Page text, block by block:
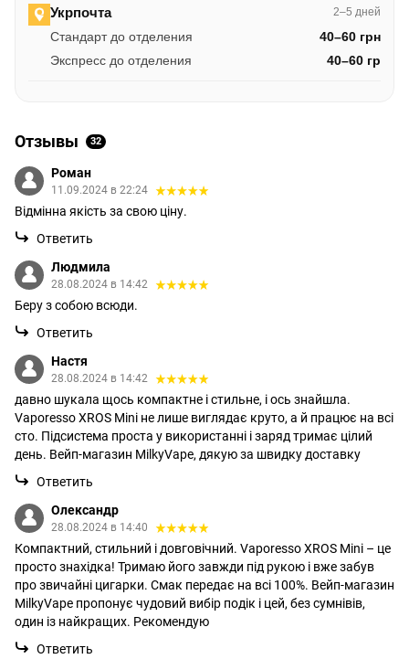
Укрпочта 2–5 дней
Стандарт до отделения
40–60 грн
Экспресс до отделения
40–60 гр
Отзывы 32
Роман
11.09.2024 в 22:24
Відмінна якість за свою ціну.
Ответить
Людмила
28.08.2024 в 14:42
Беру з собою всюди.
Ответить
Настя
28.08.2024 в 14:42
давно шукала щось компактне і стильне, і ось знайшла.
Vaporesso XROS Mini не лише виглядає круто, а й працює на всі
сто. Підсистема проста у використанні і заряд тримає цілий
день. Вейп-магазин MilkyVape, дякую за швидку доставку
Ответить
Олександр
28.08.2024 в 14:40
Компактний, стильний і довговічний. Vaporesso XROS Mini – це
просто знахідка! Тримаю його завжди під рукою і вже забув
про звичайні цигарки. Смак передає на всі 100%. Вейп-магазин
MilkyVape пропонує чудовий вибір подік і цей, без сумнівів,
один із найкращих. Рекомендую
Ответить